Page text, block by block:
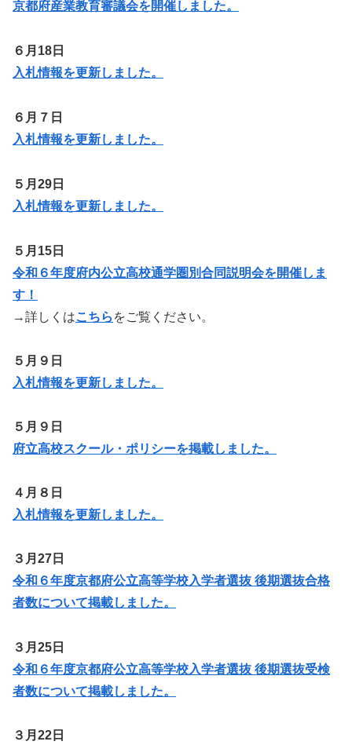
京都府産業教育審議会を開催しました。
６月18日
入札情報を更新しました。
６月７日
入札情報を更新しました。
５月29日
入札情報を更新しました。
５月15日
令和６年度府内公立高校通学圏別合同説明会を開催しま
す！
→詳しくはこちら をご覧ください。
５月９日
入札情報を更新しました。
５月９日
府立高校スクール・ポリシーを掲載しました。
４月８日
入札情報を更新しました。
３月27日
令和６年度京都府公立高等学校入学者選抜 後期選抜合格
者数について掲載しました。
３月25日
令和６年度京都府公立高等学校入学者選抜 後期選抜受検
者数について掲載しました。
３月22日